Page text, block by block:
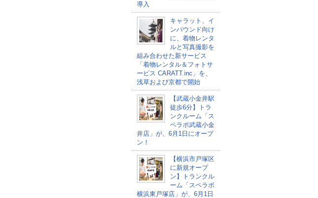
導入
キャラット、イ
ンバウンド向け
に、着物レンタ
ルと写真撮影を
組み合わせた新サービス
「着物レンタル＆フォトサ
ービス CARATT.inc」を、
浅草および京都で開始
【武蔵小金井駅
徒歩6分】トラ
ンクルーム「ス
ペラボ武蔵小金
井店」が、6月1日にオープ
ン！
【横浜市戸塚区
に新規オープ
ン】トランクル
ーム「スペラボ
横浜東戸塚店」が、6月1日